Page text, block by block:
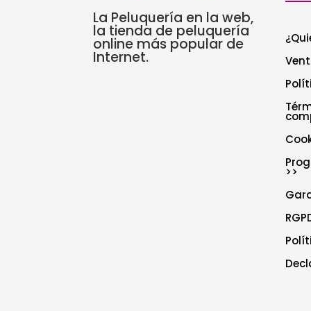
La Peluquería en la web,
la tienda de peluquería
online más popular de
Internet.
>>